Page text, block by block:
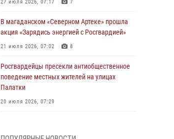
27 июля 2026, 07:17 7
В магаданском «Северном Артеке» прошла
акция «Зарядись энергией с Росгвардией»
21 июля 2026, 07:02 8
Росгвардейцы пресекли антиобщественное
поведение местных жителей на улицах
Палатки
20 июля 2026, 07:29